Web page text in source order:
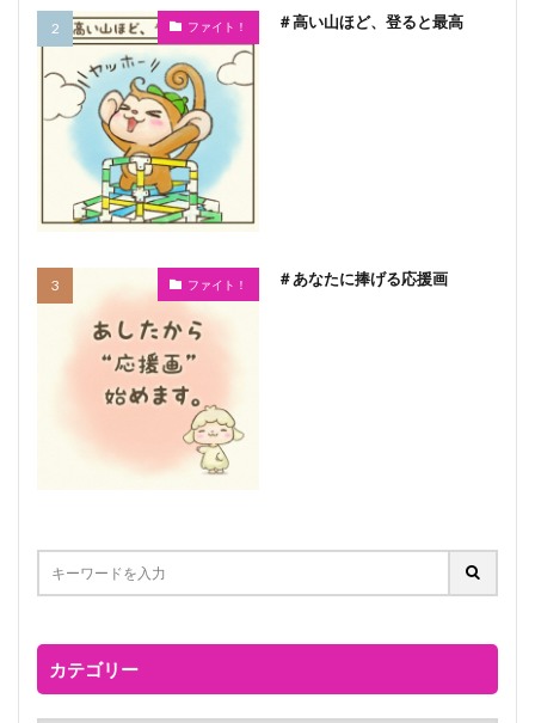
ファイト！ ＃高い山ほど、登ると最高
ファイト！ ＃あなたに捧げる応援画
カテゴリー